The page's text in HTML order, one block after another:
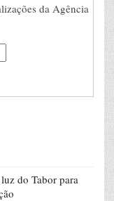
da Agência
do Tabor para